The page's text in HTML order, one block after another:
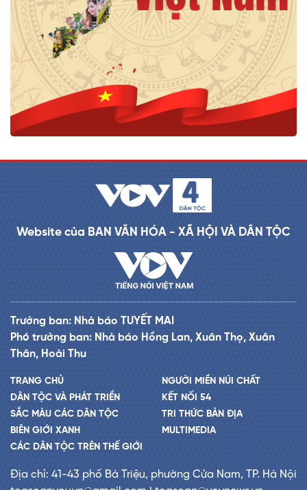
Website của BAN VĂN HÓA - XÃ HỘI VÀ DÂN TỘC
Trưởng ban: Nhà báo TUYẾT MAI
Phó trưởng ban: Nhà báo Hồng Lan, Xuân Thọ, Xuân
Thân, Hoài Thu
TRANG CHỦ
DÂN TỘC VÀ PHÁT TRIỂN
SẮC MÀU CÁC DÂN TỘC
BIÊN GIỚI XANH
CÁC DÂN TỘC TRÊN THẾ GIỚI
NGƯỜI MIỀN NÚI CHẤT
KẾT NỐI 54
TRI THỨC BẢN ĐỊA
MULTIMEDIA
Địa chỉ: 41-43 phố Bà Triệu, phường Cửa Nam, TP. Hà Nội